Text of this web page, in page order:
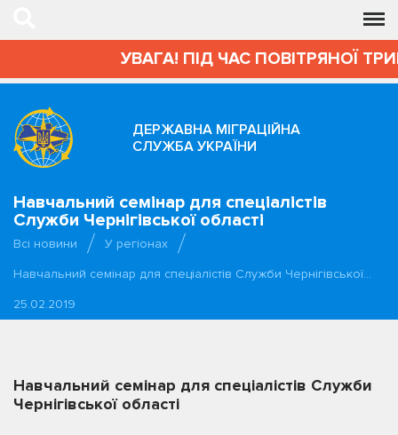
УВАГА! ПІД ЧАС ПОВІТРЯНОЇ
ДЕРЖАВНА МІГРАЦІЙНА
СЛУЖБА УКРАЇНИ
Навчальний семінар для спеціалістів
Служби Чернігівської області
Всі новини
У регіонах
Навчальний семінар для спеціалістів Служби Чернігівської…
25.02.2019
Навчальний семінар для спеціалістів Служби
Чернігівської області